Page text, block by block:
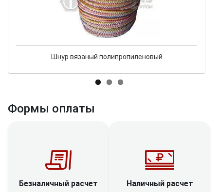
Шнур вязаный полипропиленовый
Формы оплаты
Безналичный расчет Наличный расчет